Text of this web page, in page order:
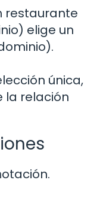
restaurante
elige un
única,
la relación